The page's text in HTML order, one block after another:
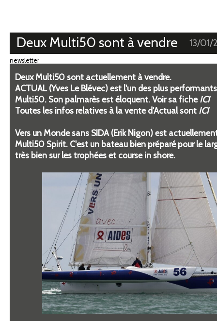
Deux Multi50 sont à vendre 13/01/
newsletter
Deux Multi50 sont actuellement à vendre.
ACTUAL (Yves Le Blévec) est l'un des plus
Multi50. Son palmarès est éloquent. Voir sa ficheICI
Toutes les infos relatives à la vente d'Actual sont ICI
Vers un Monde sans SIDA (Erik Nigon) est
Multi50 Spirit. C'est un bateau bien préparé pour le
très bien sur les trophées et course in shore.